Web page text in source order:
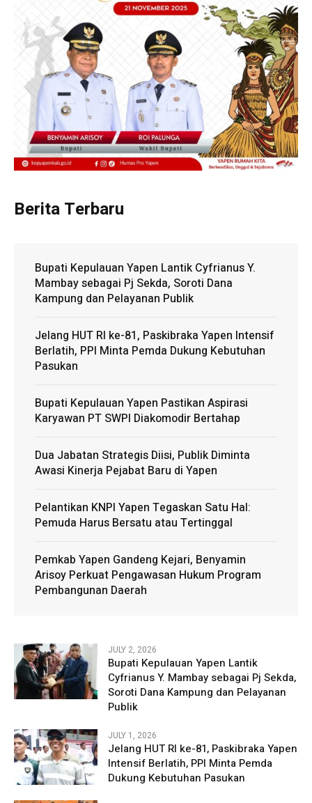
Berita Terbaru
Bupati Kepulauan Yapen Lantik Cyfrianus Y.
Mambay sebagai Pj Sekda, Soroti Dana
Kampung dan Pelayanan Publik
Jelang HUT RI ke-81, Paskibraka Yapen Intensif
Berlatih, PPI Minta Pemda Dukung Kebutuhan
Pasukan
Bupati Kepulauan Yapen Pastikan Aspirasi
Karyawan PT SWPI Diakomodir Bertahap
Dua Jabatan Strategis Diisi, Publik Diminta
Awasi Kinerja Pejabat Baru di Yapen
Pelantikan KNPI Yapen Tegaskan Satu Hal:
Pemuda Harus Bersatu atau Tertinggal
Pemkab Yapen Gandeng Kejari, Benyamin
Arisoy Perkuat Pengawasan Hukum Program
Pembangunan Daerah
JULY 2, 2026
Bupati Kepulauan Yapen Lantik
Cyfrianus Y. Mambay sebagai Pj Sekda,
Soroti Dana Kampung dan Pelayanan
Publik
JULY 1, 2026
Jelang HUT RI ke-81, Paskibraka Yapen
Intensif Berlatih, PPI Minta Pemda
Dukung Kebutuhan Pasukan